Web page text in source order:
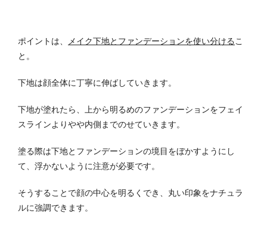
ポイントは、 メイク下地とファンデーションを使い分ける こ
と。
下地は顔全体に丁寧に伸ばしていきます。
下地が塗れたら、上から明るめのファンデーションをフェイ
スラインよりやや内側までのせていきます。
塗る際は下地とファンデーションの境目をぼかすようにし
て、浮かないように注意が必要です。
そうすることで顔の中心を明るくでき、丸い印象をナチュラ
ルに強調できます。